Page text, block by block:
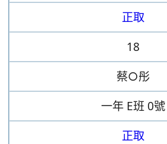
正取
18
蔡○彤
一年 E班 0號
正取